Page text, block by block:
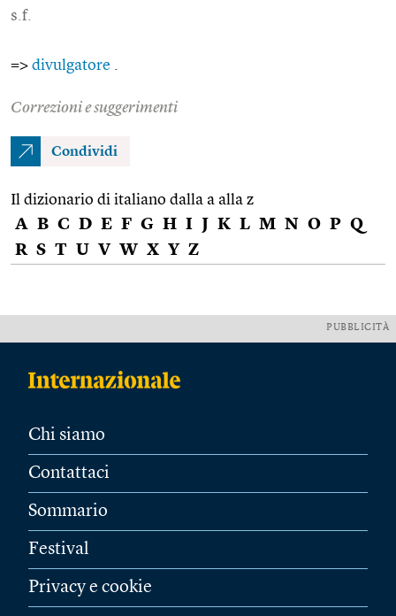
s.f.
=> divulgatore
Correzioni e suggerimenti
Condividi
Il dizionario di italiano dalla a alla z
A B C D E F G H I J K L M N O P Q
R S T U V W X Y Z
PUBBLICITÀ
Chi siamo
Contattaci
Sommario
Festival
Privacy e cookie